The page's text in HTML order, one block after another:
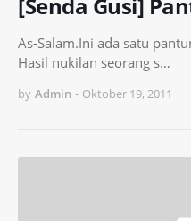
[Senda Gusi]
As-Salam.Ini ada satu
Hasil nukilan seorang s…
by Admin - Oktober 19, 2011